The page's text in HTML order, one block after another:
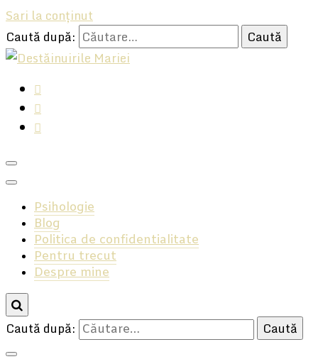
Sari la conținut
Caută după:
Destăinuirile Mariei
Hai, să ne ascultăm, avem multe să ne spunem!
Psihologie
Blog
Politica de confidentialitate
Pentru trecut
Despre mine
Caută după: